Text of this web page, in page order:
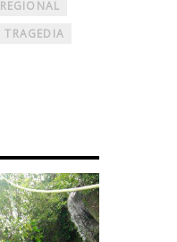
REGIONAL
TRAGEDIA